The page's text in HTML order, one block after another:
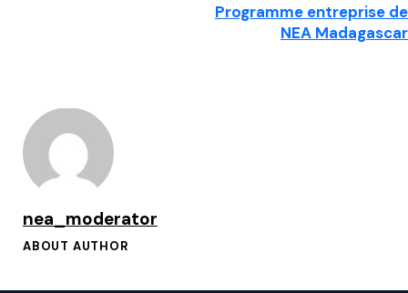
Programme entreprise de
NEA Madagascar
nea_moderator
ABOUT AUTHOR